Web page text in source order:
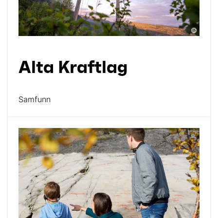
Alta Kraftlag
Samfunn